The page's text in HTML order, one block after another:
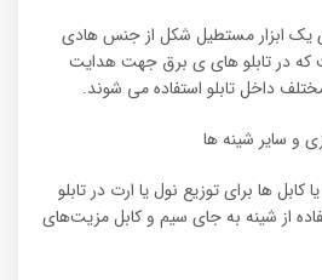
یک ابزار مستطیل شکل از جنس هادی
در تابلو های ی برق جهت هدایت
داخل تابلو استفاده می شوند.
و سایر شینه ها
کابل ها برای توزیع نول یا ارت در تابلو
از شینه به جای سیم و کابل مزیت‌های